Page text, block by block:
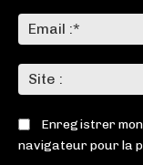
Enregistrer mon
navigateur pour la